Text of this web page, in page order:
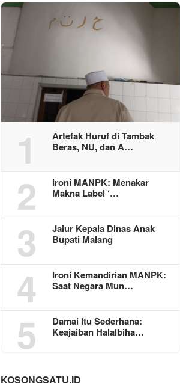
1
Artefak Huruf di Tambak
Beras, NU, dan A…
2
Ironi MANPK: Menakar
Makna Label ‘…
3
Jalur Kepala Dinas Anak
Bupati Malang
4
Ironi Kemandirian MANPK:
Saat Negara Mun…
5
Damai Itu Sederhana:
Keajaiban Halalbiha…
KOSONGSATU.ID